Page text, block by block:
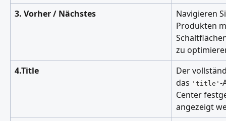
3. Vorher / Nächstes
Navigieren
Produkten
zu
4.Title
Der
das 'title' -
Center
angezeigt